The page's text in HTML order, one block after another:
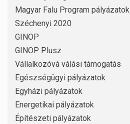
Magyar Falu Program pályázatok
Széchenyi 2020
GINOP
GINOP Plusz
Vállalkozóvá válási támogatás
Egészségügyi pályázatok
Egyházi pályázatok
Energetikai pályázatok
Építészeti pályázatok